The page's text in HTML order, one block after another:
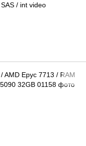
/ int video